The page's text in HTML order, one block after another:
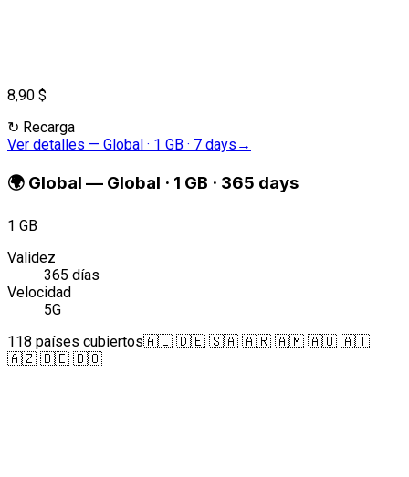
8,90 $
↻ Recarga
Ver detalles — Global · 1 GB · 7 days →
🌍 Global — Global · 1 GB · 365 days
1 GB
Validez
365 días
Velocidad
5G
118 países cubiertos🇦🇱 🇩🇪 🇸🇦 🇦🇷 🇦🇲 🇦🇺 🇦🇹
🇦🇿 🇧🇪 🇧🇴